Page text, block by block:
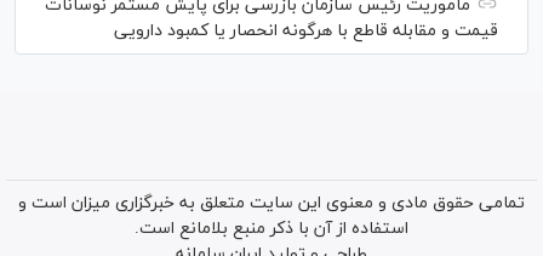
ماموریت رئیس سازمان بازرسی برای پایش مستمر نوسانات
قیمت و مقابله قاطع با هرگونه انحصار یا کمبود دارویی
تمامی حقوق مادی و معنوی این سایت متعلق به خبرگزاری میزان است و
استفاده از آن با ذکر منبع بلامانع است.